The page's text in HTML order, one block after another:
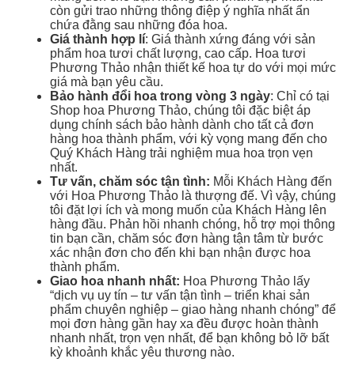
còn gửi trao những thông điệp ý nghĩa nhất ẩn
chứa đằng sau những đóa hoa.
Giá thành hợp lí: Giá thành xứng đáng với sản
phẩm hoa tươi chất lượng, cao cấp. Hoa tươi
Phương Thảo nhận thiết kế hoa tự do với mọi mức
giá mà bạn yêu cầu.
Bảo hành đổi hoa trong vòng 3 ngày: Chỉ có tại
Shop hoa Phương Thảo, chúng tôi đặc biệt áp
dụng chính sách bảo hành dành cho tất cả đơn
hàng hoa thành phẩm, với kỳ vọng mang đến cho
Quý Khách Hàng trải nghiệm mua hoa trọn vẹn
nhất.
Tư vấn, chăm sóc tận tình: Mỗi Khách Hàng đến
với Hoa Phương Thảo là thượng đế. Vì vậy, chúng
tôi đặt lợi ích và mong muốn của Khách Hàng lên
hàng đầu. Phản hồi nhanh chóng, hỗ trợ mọi thông
tin bạn cần, chăm sóc đơn hàng tận tâm từ bước
xác nhận đơn cho đến khi bạn nhận được hoa
thành phẩm.
Giao hoa nhanh nhất: Hoa Phương Thảo lấy
“dịch vụ uy tín – tư vấn tận tình – triển khai sản
phẩm chuyên nghiệp – giao hàng nhanh chóng” để
mọi đơn hàng gần hay xa đều được hoàn thành
nhanh nhất, trọn vẹn nhất, để bạn không bỏ lỡ bất
kỳ khoảnh khắc yêu thương nào.